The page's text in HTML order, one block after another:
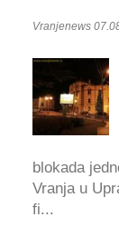
Vranjenews
blokada
Vranja u
fi...